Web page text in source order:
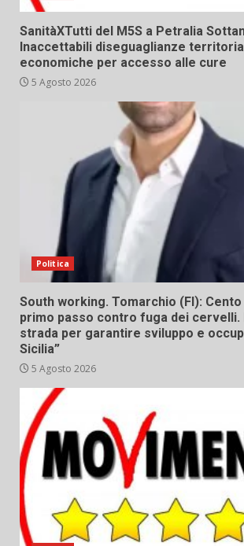
SanitàXTutti del M5S a Petralia
Inaccettabili diseguaglianze
economiche per accesso alle cure
5 Agosto 2026
Politica
South working. Tomarchio (FI):
primo passo contro fuga dei
strada per garantire sviluppo e
Sicilia”
5 Agosto 2026